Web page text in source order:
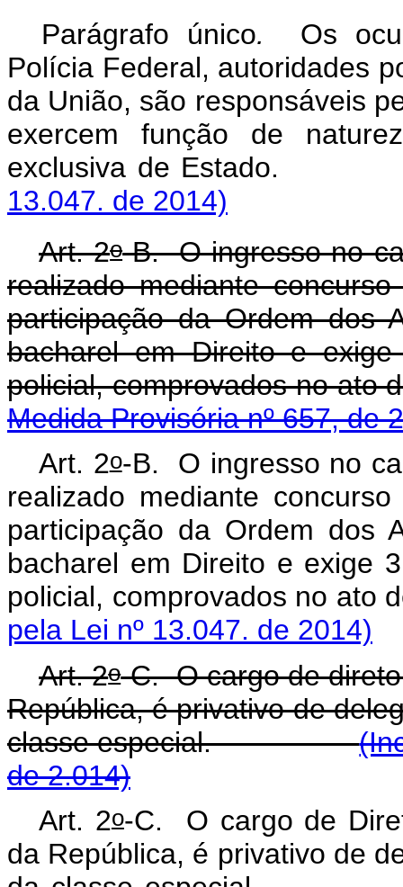
Parágrafo único. Os
Polícia Federal, autoridades
da União, são responsáveis
exercem função de
exclusiva de
13.047. de 2014)
Art. 2o-B. O ingresso no
realizado mediante
participação da Ordem dos
bacharel em Direito e
policial,
Medida Provisória nº 657, de
Art. 2o-B. O ingresso no
realizado mediante
participação da Ordem dos
bacharel em Direito e exige
policial, comprovados
pela Lei nº 13.047. de 2014)
Art. 2o-C. O cargo de
República, é privativo de
classe especial.
de 2.014)
Art. 2o-C. O cargo de
da República, é privativo de